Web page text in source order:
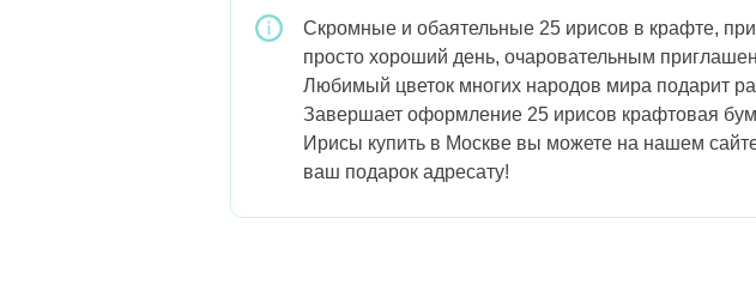
Скромные и обаятельные 25 ирисов в крафте,
просто хороший день, очаровательным
Любимый цветок многих народов мира подарит
Завершает оформление 25 ирисов крафтовая
Ирисы купить в Москве вы можете на нашем
ваш подарок адресату!